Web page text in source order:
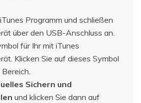
Programm und schließen
über den USB-Anschluss an.
für Ihr mit iTunes
Klicken Sie auf dieses Symbol
Sichern und
und klicken Sie dann auf